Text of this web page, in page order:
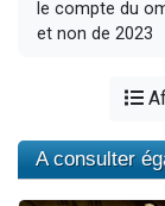
le compte du
et non de 2023
A consulter